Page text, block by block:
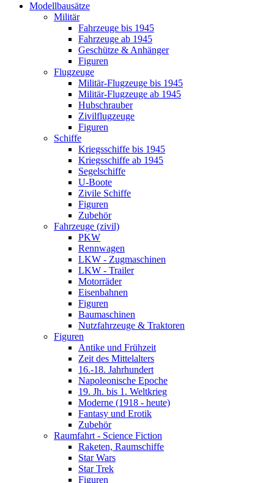
Modellbausätze
Militär
Fahrzeuge bis 1945
Fahrzeuge ab 1945
Geschütze & Anhänger
Figuren
Flugzeuge
Militär-Flugzeuge bis 1945
Militär-Flugzeuge ab 1945
Hubschrauber
Zivilflugzeuge
Figuren
Schiffe
Kriegsschiffe bis 1945
Kriegsschiffe ab 1945
Segelschiffe
U-Boote
Zivile Schiffe
Figuren
Zubehör
Fahrzeuge (zivil)
PKW
Rennwagen
LKW - Zugmaschinen
LKW - Trailer
Motorräder
Eisenbahnen
Figuren
Baumaschinen
Nutzfahrzeuge & Traktoren
Figuren
Antike und Frühzeit
Zeit des Mittelalters
16.-18. Jahrhundert
Napoleonische Epoche
19. Jh. bis 1. Weltkrieg
Moderne (1918 - heute)
Fantasy und Erotik
Zubehör
Raumfahrt - Science Fiction
Raketen, Raumschiffe
Star Wars
Star Trek
Figuren